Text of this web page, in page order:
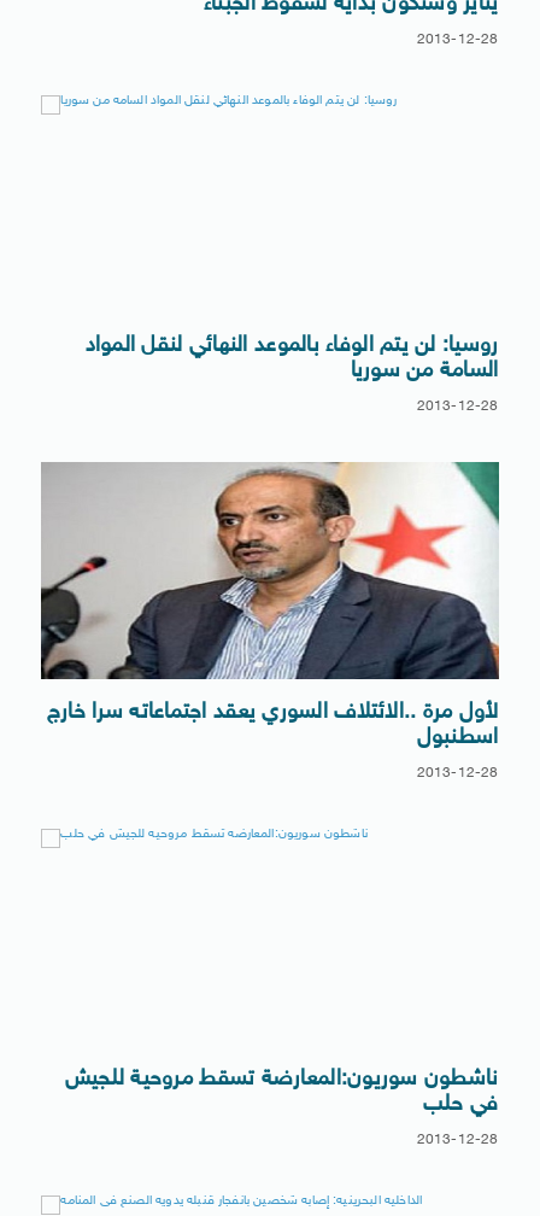
2013-12-28
روسيا: لن يتم الوفاء بالموعد النهائي لنقل المواد
السامة من سوريا
2013-12-28
لأول مرة ..الائتلاف السوري يعقد اجتماعاته سرا خارج
اسطنبول
2013-12-28
ناشطون سوريون:المعارضة تسقط مروحية للجيش
في حلب
2013-12-28